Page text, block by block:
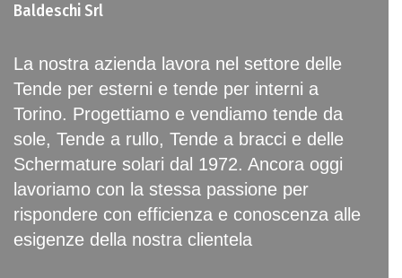
Baldeschi Srl
La nostra azienda lavora nel settore delle
Tende per esterni e tende per interni a
Torino. Progettiamo e vendiamo tende da
sole, Tende a rullo, Tende a bracci e delle
Schermature solari dal 1972. Ancora oggi
lavoriamo con la stessa passione per
rispondere con efficienza e conoscenza alle
esigenze della nostra clientela